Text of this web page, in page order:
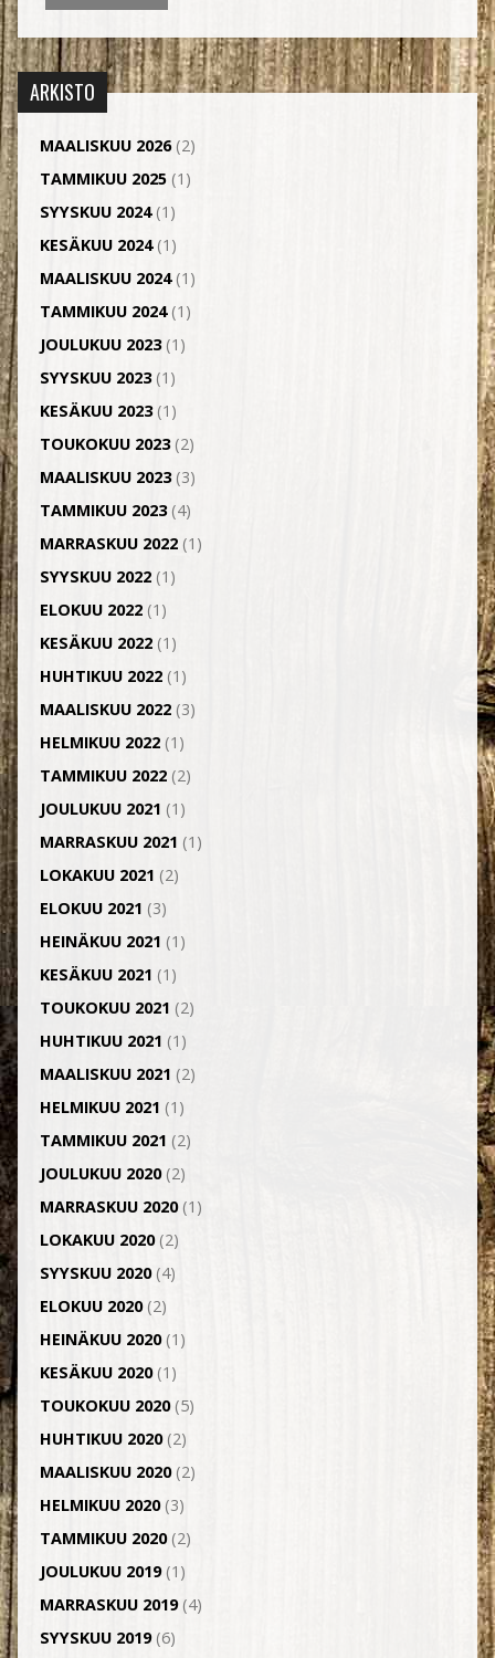
ARKISTO
MAALISKUU 2026(2)
TAMMIKUU 2025(1)
SYYSKUU 2024(1)
KESÄKUU 2024(1)
MAALISKUU 2024(1)
TAMMIKUU 2024(1)
JOULUKUU 2023(1)
SYYSKUU 2023(1)
KESÄKUU 2023(1)
TOUKOKUU 2023(2)
MAALISKUU 2023(3)
TAMMIKUU 2023(4)
MARRASKUU 2022(1)
SYYSKUU 2022(1)
ELOKUU 2022(1)
KESÄKUU 2022(1)
HUHTIKUU 2022(1)
MAALISKUU 2022(3)
HELMIKUU 2022(1)
TAMMIKUU 2022(2)
JOULUKUU 2021 (1)
MARRASKUU 2021 (1)
LOKAKUU 2021 (2)
ELOKUU 2021 (3)
HEINÄKUU 2021 (1)
KESÄKUU 2021 (1)
TOUKOKUU 2021 (2)
HUHTIKUU 2021 (1)
MAALISKUU 2021 (2)
HELMIKUU 2021 (1)
TAMMIKUU 2021 (2)
JOULUKUU 2020(2)
MARRASKUU 2020(1)
LOKAKUU 2020(2)
SYYSKUU 2020(4)
ELOKUU 2020(2)
HEINÄKUU 2020(1)
KESÄKUU 2020(1)
TOUKOKUU 2020(5)
HUHTIKUU 2020(2)
MAALISKUU 2020(2)
HELMIKUU 2020(3)
TAMMIKUU 2020(2)
JOULUKUU 2019(1)
MARRASKUU 2019(4)
SYYSKUU 2019(6)